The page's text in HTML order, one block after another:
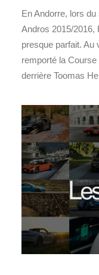
En Andorre, lors
Andros 2015/2016,
presque parfait. Au
remporté la
derrière Toomas